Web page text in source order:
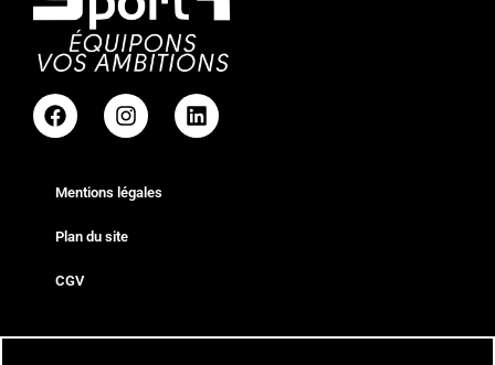
Mentions légales
Plan du site
CGV